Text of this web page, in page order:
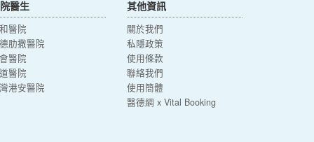
醫生
醫院
肋撒醫院
醫院
醫院
港安醫院
其他資訊
關於我們
私隱政策
使用條款
聯絡我們
使用簡體
醫德網 x Vital Booking